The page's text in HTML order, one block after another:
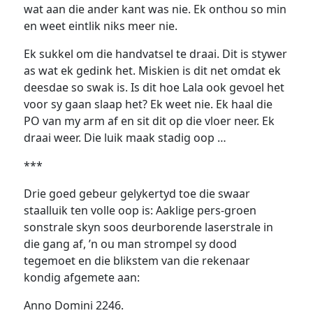
wat aan die ander kant was nie. Ek onthou so min
en weet eintlik niks meer nie.
Ek sukkel om die handvatsel te draai. Dit is stywer
as wat ek gedink het. Miskien is dit net omdat ek
deesdae so swak is. Is dit hoe Lala ook gevoel het
voor sy gaan slaap het? Ek weet nie. Ek haal die
PO van my arm af en sit dit op die vloer neer. Ek
draai weer. Die luik maak stadig oop …
***
Drie goed gebeur gelykertyd toe die swaar
staalluik ten volle oop is: Aaklige pers-groen
sonstrale skyn soos deurborende laserstrale in
die gang af, ’n ou man strompel sy dood
tegemoet en die blikstem van die rekenaar
kondig afgemete aan:
Anno Domini 2246.